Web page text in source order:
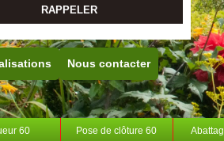
Nous contacter
60 Pose de clôture 60